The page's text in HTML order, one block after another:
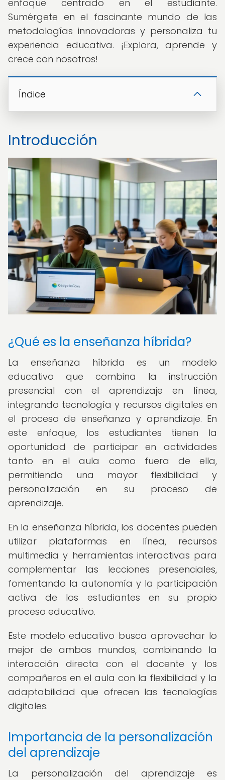
enfoque centrado en el estudiante.
Sumérgete en el fascinante mundo de las
metodologías innovadoras y personaliza tu
experiencia educativa. ¡Explora, aprende y
crece con nosotros!
Índice
Introducción
¿Qué es la enseñanza híbrida?
La enseñanza híbrida es un modelo
educativo que combina la instrucción
presencial con el aprendizaje en línea,
integrando tecnología y recursos digitales en
el proceso de enseñanza y aprendizaje. En
este enfoque, los estudiantes tienen la
oportunidad de participar en actividades
tanto en el aula como fuera de ella,
permitiendo una mayor flexibilidad y
personalización en su proceso de
aprendizaje.
En la enseñanza híbrida, los docentes pueden
utilizar plataformas en línea, recursos
multimedia y herramientas interactivas para
complementar las lecciones presenciales,
fomentando la autonomía y la participación
activa de los estudiantes en su propio
proceso educativo.
Este modelo educativo busca aprovechar lo
mejor de ambos mundos, combinando la
interacción directa con el docente y los
compañeros en el aula con la flexibilidad y la
adaptabilidad que ofrecen las tecnologías
digitales.
Importancia de la personalización
del aprendizaje
La personalización del aprendizaje es